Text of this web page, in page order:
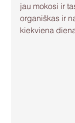
jau mokosi ir
organiškas ir
kiekviena